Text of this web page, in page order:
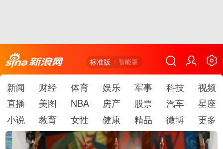
标准版 智能版
新闻 财经 体育 娱乐 军事 科技
视频
直播
美图 NBA 房产 股票 汽车
星座
小说
教育 女性 健康 精品 微博 更多